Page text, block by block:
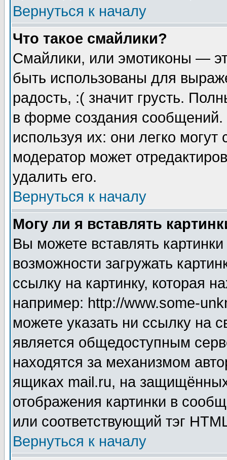
Вернуться к началу
Что такое смайлики?
Смайлики, или эмотиконы —
быть использованы для
радость, :( значит грусть.
в форме создания сообщений.
используя их: они легко
модератор может
удалить его.
Вернуться к началу
Могу ли я вставлять
Вы можете вставлять
возможности загружать
ссылку на картинку, которая
например: http://www.some-
можете указать ни ссылку на
является общедоступным
находятся за механизмом
ящиках mail.ru, на
отображения картинки в
или соответствующий тэг
Вернуться к началу